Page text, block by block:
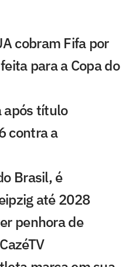
cobram Fifa por
para a Copa do
após título
contra a
Brasil, é
até 2028
penhora de